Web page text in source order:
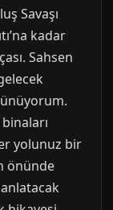
Savaşı
kadar
Sahsen
yolunuz bir
önünde